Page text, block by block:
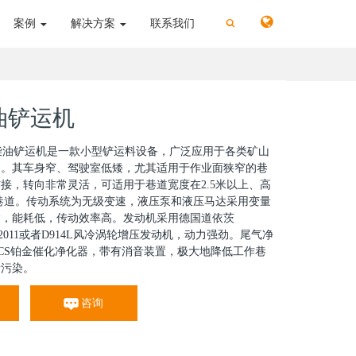
切
换
切
换
案例 解决方案 联系我们
铲运机
铲运机是一款小型铲运料设备，广泛应用于各类矿山
其车身窄、驾驶室低矮，尤其适用于作业面狭窄的巷
，转向非常灵活，可适用于巷道宽度在2.5米以上、高
道。传动系统为无级变速，液压泵和液压马达采用变量
能耗低，传动效率高。发动机采用德国道依茨
或者D914L风冷涡轮增压发动机，动力强劲。尾气净
铂金催化净化器，带有消音装置，极大地降低工作巷
染。
咨询